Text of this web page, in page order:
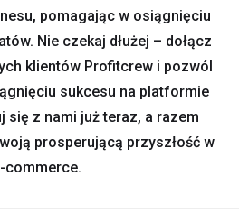
pomagając w osiągnięciu
Nie czekaj dłużej – dołącz
klientów Profitcrew i pozwól
sukcesu na platformie
się z nami już teraz, a razem
prosperującą przyszłość w
commerce.